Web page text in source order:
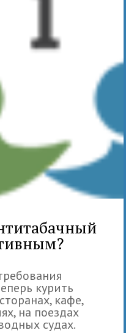
курить
кафе,
на поездах
судах.